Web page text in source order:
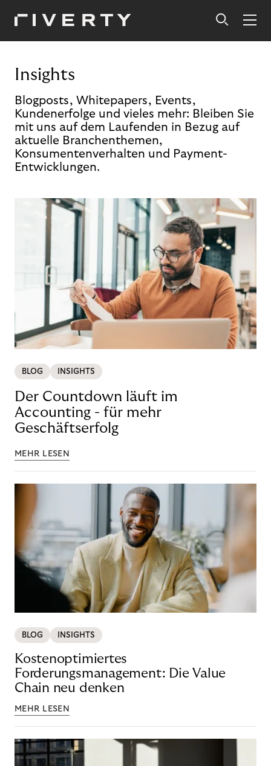
Insights
Blogposts, Whitepapers, Events,
Kundenerfolge und vieles mehr: Bleiben Sie
mit uns auf dem Laufenden in Bezug auf
aktuelle Branchenthemen,
Konsumentenverhalten und Payment-
Entwicklungen.
BLOG INSIGHTS
Der Countdown läuft im
Accounting - für mehr
Geschäftserfolg
MEHR LESEN
BLOG INSIGHTS
Kostenoptimiertes
Forderungsmanagement: Die Value
Chain neu denken
MEHR LESEN